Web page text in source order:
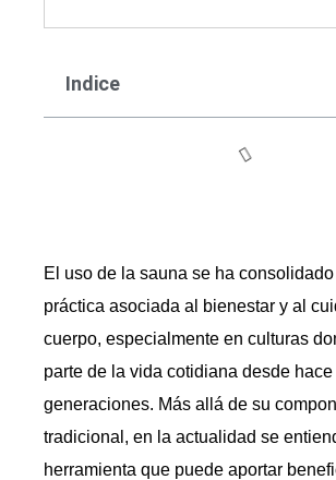
Indice
El uso de la sauna se ha
práctica asociada al bienestar y al
cuerpo, especialmente en culturas
parte de la vida cotidiana desde hace
generaciones. Más allá de su
tradicional, en la actualidad se
herramienta que puede aportar